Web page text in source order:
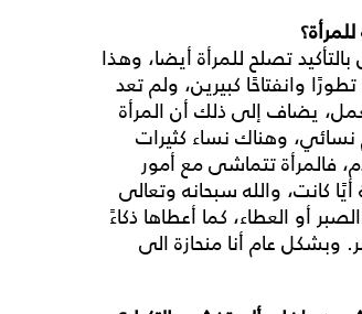
تصلح للمرأة أيضا، وهذا
وانفتاحًا كبيرين، ولم تعد
يضاف إلى ذلك أن المرأة
وهناك نساء كثيرات
فالمرأة تتماشى مع أمور
كانت، والله سبحانه وتعالى
أو العطاء، كما أعطاها ذكاءً
وبشكل عام أنا منحازة الى